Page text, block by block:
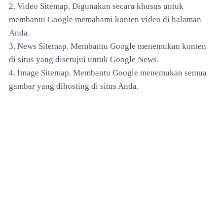
2. Video Sitemap. Digunakan secara khusus untuk
membantu Google memahami konten video di halaman
Anda.
3. News Sitemap. Membantu Google menemukan konten
di situs yang disetujui untuk Google News.
4. Image Sitemap. Membantu Google menemukan semua
gambar yang dihosting di situs Anda.